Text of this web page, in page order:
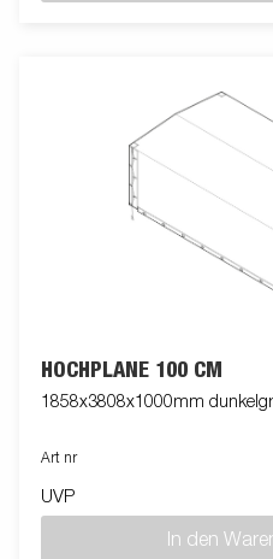
HOCHPLANE 100 CM
1858x3808x1000mm
Art nr
UVP
In den